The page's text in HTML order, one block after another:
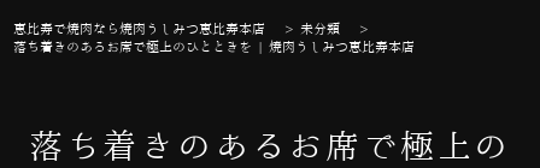
恵比寿で焼肉なら焼肉うしみつ恵比寿本店 >未分類
>
落ち着きのあるお席で極上のひとときを | 焼肉うしみつ恵比寿本店
落ち着きのあるお席で極上の